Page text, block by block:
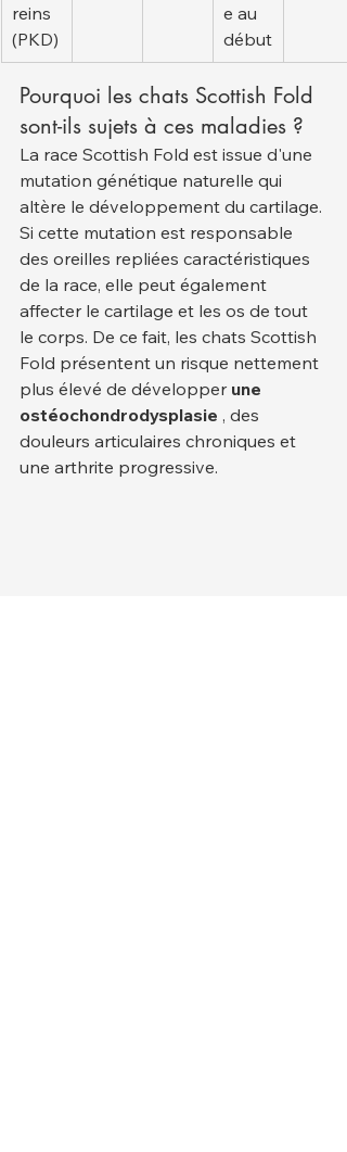
reins
(PKD)
e au
début
Pourquoi les chats Scottish Fold
sont-ils sujets à ces maladies ?
La race Scottish Fold est issue d'une
mutation génétique naturelle qui
altère le développement du cartilage.
Si cette mutation est responsable
des oreilles repliées caractéristiques
de la race, elle peut également
affecter le cartilage et les os de tout
le corps. De ce fait, les chats Scottish
Fold présentent un risque nettement
plus élevé de développer une
ostéochondrodysplasie , des
douleurs articulaires chroniques et
une arthrite progressive.